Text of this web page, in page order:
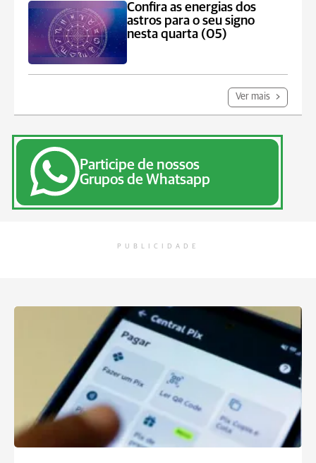
Confira as energias dos
astros para o seu signo
nesta quarta (05)
Ver mais
Participe de nossos
Grupos de Whatsapp
PUBLICIDADE